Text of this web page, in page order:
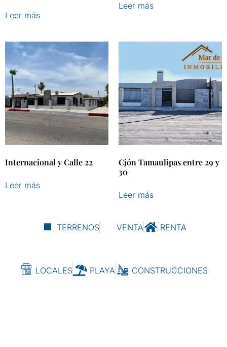
Leer más
Leer más
Internacional y Calle 22
Leer más
Cjón Tamaulipas entre 29 y
30
Leer más
TERRENOS VENTA RENTA
LOCALES PLAYA CONSTRUCCIONES